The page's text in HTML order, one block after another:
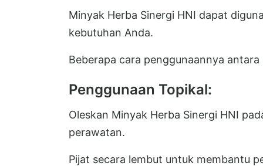
Minyak Herba Sinergi HNI dapat
kebutuhan Anda.
Beberapa cara penggunaannya antara
Penggunaan Topikal:
Oleskan Minyak Herba Sinergi HNI
perawatan.
Pijat secara lembut untuk membantu